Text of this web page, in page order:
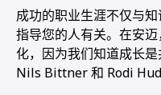
成功的职业生涯不仅与
指导您的人有关。在安
化，因为我们知道成长
Nils Bittner 和 Rodi